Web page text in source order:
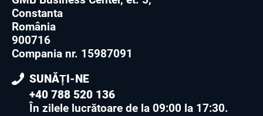
Constanta
România
900716
Compania nr. 15987091
SUNĂȚI-NE
+40 788 520 136
În zilele lucrătoare de la 09:00 la 17:30.